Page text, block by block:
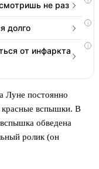
не раз
i
долго
i
от инфаркта
Луне постоянно
красные вспышки. В
обведена
ролик (он